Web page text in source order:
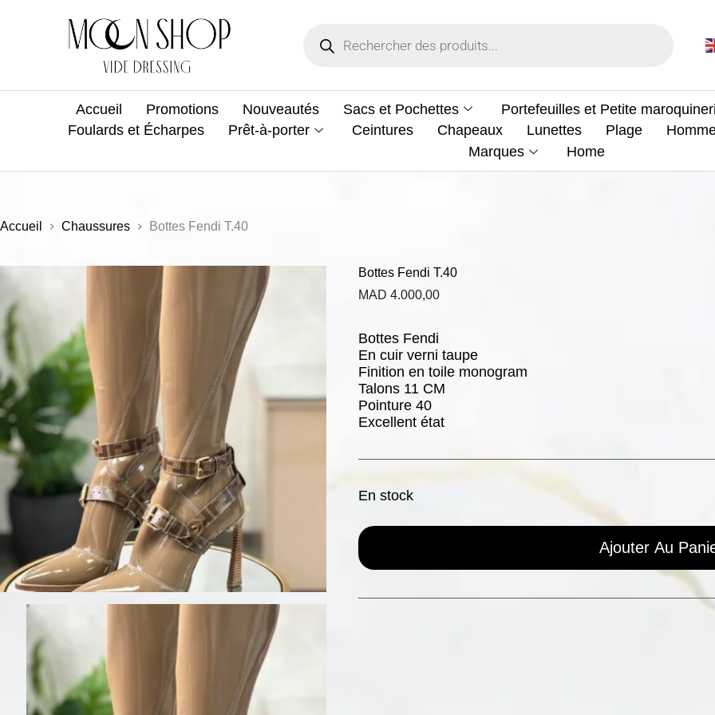
Accueil Promotions Nouveautés Sacs et Pochettes
Portefeuilles et Petite
Foulards et Écharpes
Prêt-à-porter Ceintures Chapeaux Lunettes Plage
Marques
Home
Accueil Chaussures Bottes Fendi T.40
Bottes Fendi T.40
MAD 4.000,00
Bottes Fendi
En cuir verni taupe
Finition en toile monogram
Talons 11 CM
Pointure 40
Excellent état
En stock
Ajouter Au